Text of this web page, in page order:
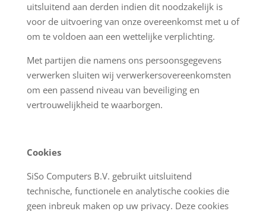
uitsluitend aan derden indien dit noodzakelijk is
voor de uitvoering van onze overeenkomst met u of
om te voldoen aan een wettelijke verplichting.
Met partijen die namens ons persoonsgegevens
verwerken sluiten wij verwerkersovereenkomsten
om een passend niveau van beveiliging en
vertrouwelijkheid te waarborgen.
Cookies
SiSo Computers B.V. gebruikt uitsluitend
technische, functionele en analytische cookies die
geen inbreuk maken op uw privacy. Deze cookies